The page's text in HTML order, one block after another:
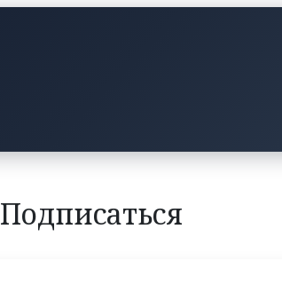
Подписаться